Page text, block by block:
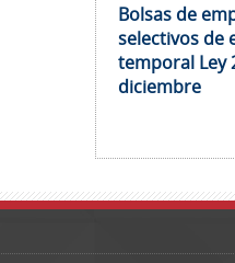
Bolsas de
selectivos de
temporal Ley
diciembre